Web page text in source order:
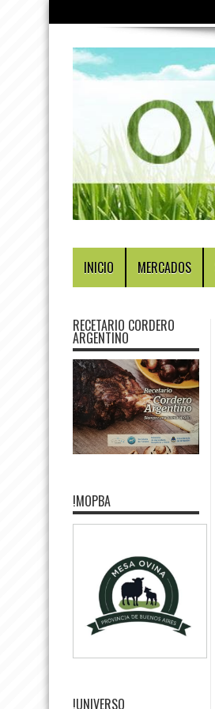
INICIO MERCADOS
RECETARIO CORDERO
ARGENTINO
!MOPBA
!UNIVERSO